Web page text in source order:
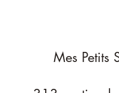
Mes Petits